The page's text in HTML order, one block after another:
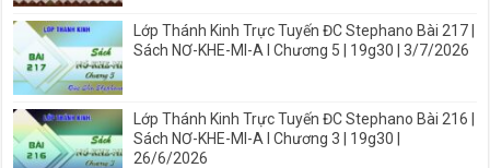
Lớp Thánh Kinh Trực Tuyến ĐC Stephano Bài 217 |
Sách NƠ-KHE-MI-A I Chương 5 | 19g30 | 3/7/2026
Lớp Thánh Kinh Trực Tuyến ĐC Stephano Bài 216 |
Sách NƠ-KHE-MI-A I Chương 3 | 19g30 |
26/6/2026